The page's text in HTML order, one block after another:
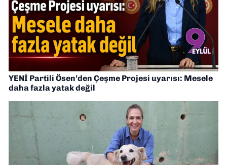
YENİ Partili Ösen’den Çeşme Projesi uyarısı: Mesele
daha fazla yatak değil